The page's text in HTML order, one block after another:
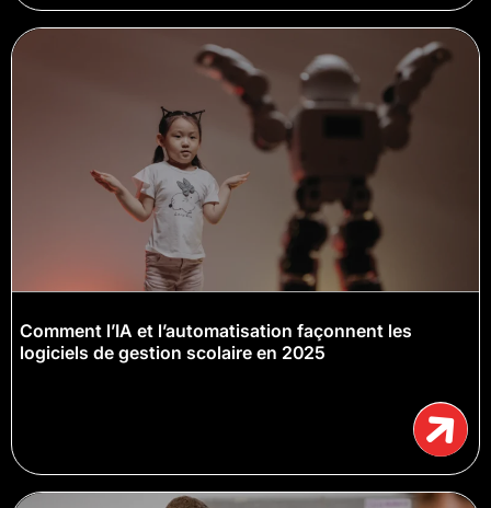
Comment l’IA et l’automatisation façonnent les
logiciels de gestion scolaire en 2025